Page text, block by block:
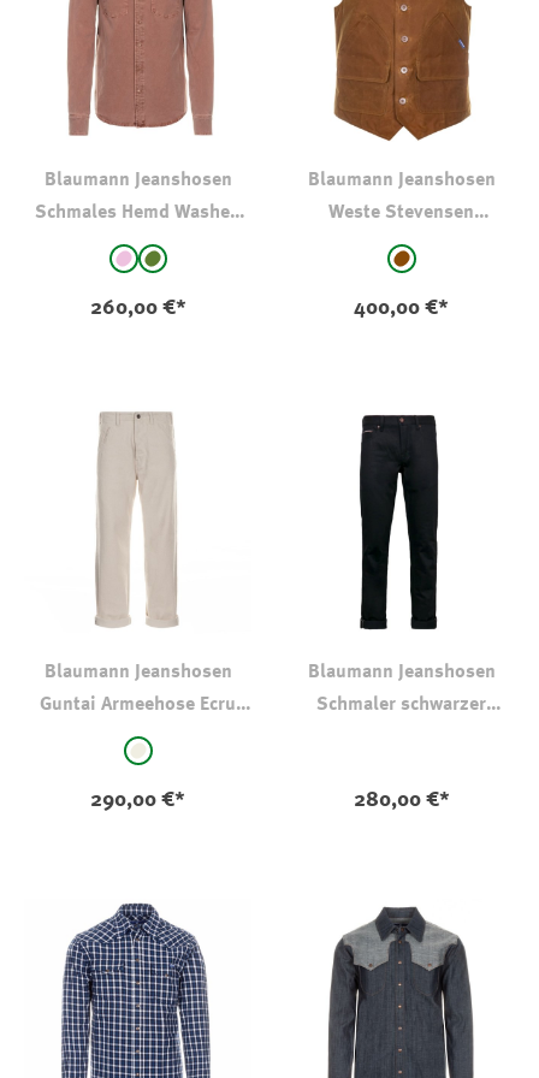
Blaumann Jeanshosen
Schmales Hemd Washed
Denim
auswählen
altrosaOliv-Khaki
260,00 €*
Blaumann Jeanshosen
Weste Stevensen
Gewachst
auswählen
mittelbraun
400,00 €*
Blaumann Jeanshosen
Guntai Armeehose Ecru
Denim
auswählen
natur
290,00 €*
Blaumann Jeanshosen
Schmaler schwarzer
280,00 €*